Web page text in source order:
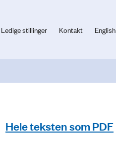
Ledige stillinger Kontakt English
Hele teksten som PDF